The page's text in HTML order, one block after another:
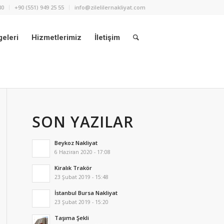
+90 (551) 949 25 55 info@zilelilernakliyat.com
Hizmetlerimiz İletişim
SON YAZILAR
Beykoz Nakliyat
6 Haziran 2020 - 17:08
Kiralık Trakör
23 Şubat 2019 - 15:48
İstanbul Bursa Nakliyat
23 Şubat 2019 - 15:20
Taşıma Şekli